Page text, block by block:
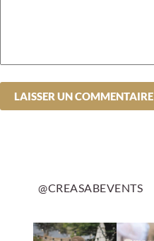
LAISSER UN COMMENTAIRE
@CREASABEVENTS